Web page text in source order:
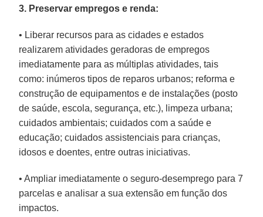
3. Preservar empregos e renda:
• Liberar recursos para as cidades e estados
realizarem atividades geradoras de empregos
imediatamente para as múltiplas atividades, tais
como: inúmeros tipos de reparos urbanos; reforma e
construção de equipamentos e de instalações (posto
de saúde, escola, segurança, etc.), limpeza urbana;
cuidados ambientais; cuidados com a saúde e
educação; cuidados assistenciais para crianças,
idosos e doentes, entre outras iniciativas.
• Ampliar imediatamente o seguro-desemprego para 7
parcelas e analisar a sua extensão em função dos
impactos.